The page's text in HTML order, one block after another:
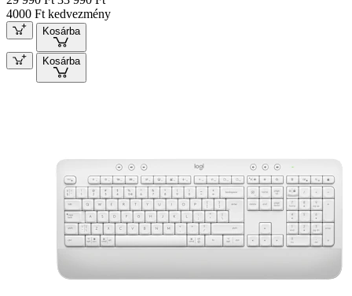
4000 Ft kedvezmény
Kosárba
Kosárba